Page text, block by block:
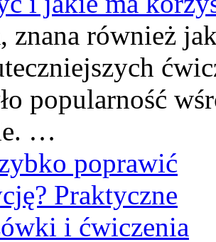
znana również
popularność
…